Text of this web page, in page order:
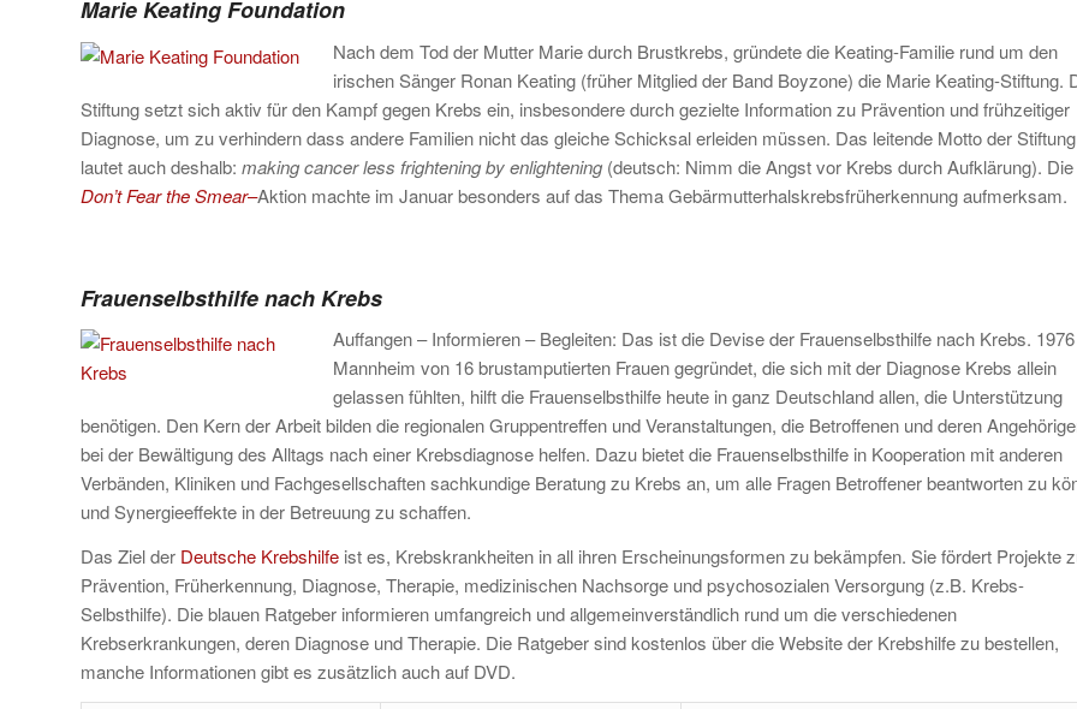
Marie Keating Foundation
Nach dem Tod der Mutter Marie durch Brustkrebs, gründete die Keating-Familie rund um den
irischen Sänger Ronan Keating (früher Mitglied der Band Boyzone) die Marie Keating-Stiftung.
Stiftung setzt sich aktiv für den Kampf gegen Krebs ein, insbesondere durch gezielte Information zu Prävention und frühzeitiger
Diagnose, um zu verhindern dass andere Familien nicht das gleiche Schicksal erleiden müssen. Das leitende Motto der Stiftung
lautet auch deshalb: making cancer less frightening by enlightening (deutsch: Nimm die Angst vor Krebs durch Aufklärung). Die
Don’t Fear the Smear–Aktion machte im Januar besonders auf das Thema Gebärmutterhalskrebsfrüherkennung aufmerksam.
Frauenselbsthilfe nach Krebs
Auffangen – Informieren – Begleiten: Das ist die Devise der Frauenselbsthilfe nach Krebs.
Mannheim von 16 brustamputierten Frauen gegründet, die sich mit der Diagnose Krebs allein
gelassen fühlten, hilft die Frauenselbsthilfe heute in ganz Deutschland allen, die Unterstützung
benötigen. Den Kern der Arbeit bilden die regionalen Gruppentreffen und Veranstaltungen, die Betroffenen und deren
bei der Bewältigung des Alltags nach einer Krebsdiagnose helfen. Dazu bietet die Frauenselbsthilfe in Kooperation mit anderen
Verbänden, Kliniken und Fachgesellschaften sachkundige Beratung zu Krebs an, um alle Fragen Betroffener beantworten zu
und Synergieeffekte in der Betreuung zu schaffen.
Das Ziel der Deutsche Krebshilfe ist es, Krebskrankheiten in all ihren Erscheinungsformen zu bekämpfen. Sie fördert Projekte
Prävention, Früherkennung, Diagnose, Therapie, medizinischen Nachsorge und psychosozialen Versorgung (z.B. Krebs-
Selbsthilfe). Die blauen Ratgeber informieren umfangreich und allgemeinverständlich rund um die verschiedenen
Krebserkrankungen, deren Diagnose und Therapie. Die Ratgeber sind kostenlos über die Website der Krebshilfe zu bestellen,
manche Informationen gibt es zusätzlich auch auf DVD.